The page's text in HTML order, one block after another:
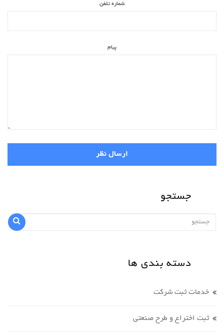
شماره تلفن
پیام
ارسال نظر
جستجو
دسته بندی ها
خدمات ثبت شرکت
ثبت اختراع و طرح صنعتی